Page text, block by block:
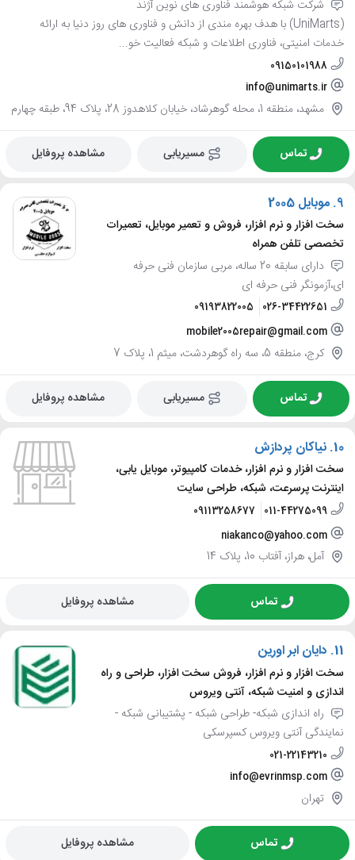
شرکت شبکه هوشمند فناوری های نوین آژند
(UniMarts) با هدف بهره مندی از دانش و فناوری های روز دنیا به ارائه
خدمات امنیتی، فناوری اطلاعات و شبکه فعالیت خو...
09150101988
info@unimarts.ir
مشهد، منطقه 1، محله گوهرشاد، خیابان کلاهدوز 28، پلاک 94، طبقه چهارم
تماس مسیریابی مشاهده پروفایل
9. موبایل 2005
سخت افزار و نرم افزار، فروش و تعمیر موبایل، تعمیرات
تخصصی تلفن همراه
دارای سابقه 20 ساله، مربی سازمان فنی حرفه
ای،آزمونگر فنی حرفه ای
026-34422651
09193822005
mobile2005repair@gmail.com
کرج، منطقه 5، سه راه گوهردشت، میثم 1، پلاک 7
تماس مسیریابی مشاهده پروفایل
10. نیاکان پردازش
سخت افزار و نرم افزار، خدمات کامپیوتر، موبایل یابی،
اینترنت پرسرعت، شبکه، طراحی سایت
011-44275099
09113258677
niakanco@yahoo.com
آمل، هراز، آفتاب 10، پلاک 14
تماس مشاهده پروفایل
11. دایان ابر اورین
سخت افزار و نرم افزار، فروش سخت افزار، طراحی و راه
اندازی و امنیت شبکه، آنتی ویروس
راه اندازی شبکه- طراحی شبکه - پشتیبانی شبکه -
نمایندگی آنتی ویروس کسپرسکی
021-22143210
info@evrinmsp.com
تهران
تماس مشاهده پروفایل